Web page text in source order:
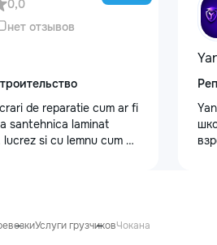
0,0
нет отзывов
de reparatie cum ar fi
santehnica laminat
si cu lemnu cum ar
Услуги грузчиковЧокана